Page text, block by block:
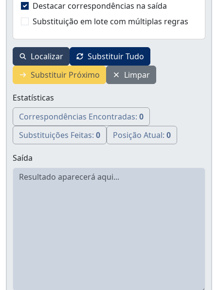
Destacar correspondências na saída
Substituição em lote com múltiplas regras
Localizar
Substituir Tudo
Substituir Próximo
Limpar
Estatísticas
Correspondências Encontradas: 0
Substituições Feitas: 0 Posição Atual: 0
Saída